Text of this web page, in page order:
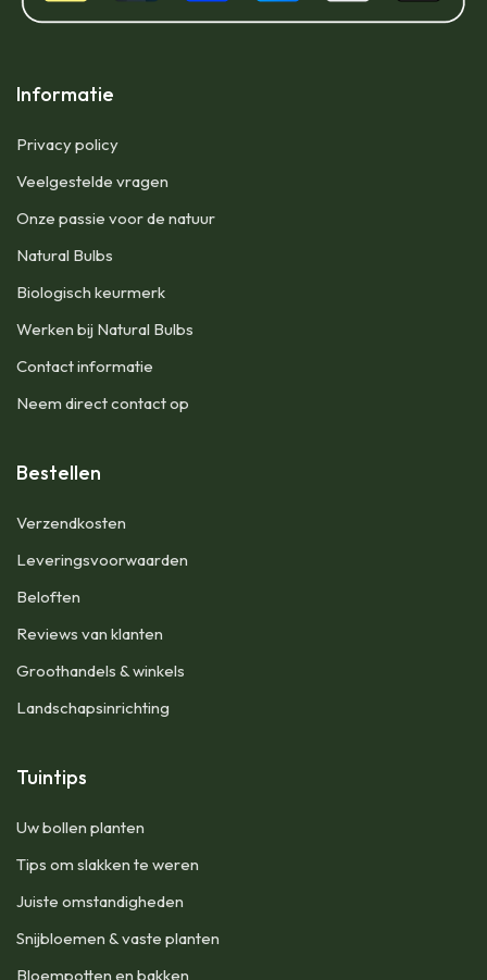
Informatie
Privacy policy
Veelgestelde vragen
Onze passie voor de natuur
Natural Bulbs
Biologisch keurmerk
Werken bij Natural Bulbs
Contact informatie
Neem direct contact op
Bestellen
Verzendkosten
Leveringsvoorwaarden
Beloften
Reviews van klanten
Groothandels & winkels
Landschapsinrichting
Tuintips
Uw bollen planten
Tips om slakken te weren
Juiste omstandigheden
Snijbloemen & vaste planten
Bloempotten en bakken